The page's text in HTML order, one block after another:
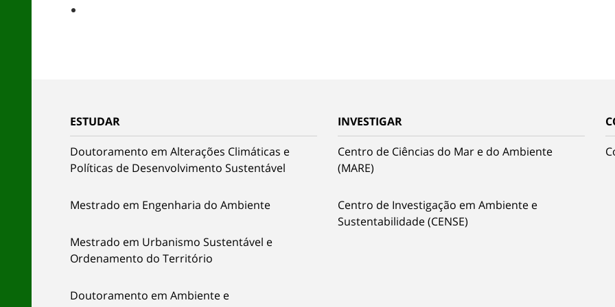
ESTUDAR
Doutoramento em Alterações Climáticas e
Políticas de Desenvolvimento Sustentável
Mestrado em Engenharia do Ambiente
Mestrado em Urbanismo Sustentável e
Ordenamento do Território
Doutoramento em Ambiente e
INVESTIGAR
Centro de Ciências do Mar e do Ambiente
(MARE)
Centro de Investigação em Ambiente e
Sustentabilidade (CENSE)